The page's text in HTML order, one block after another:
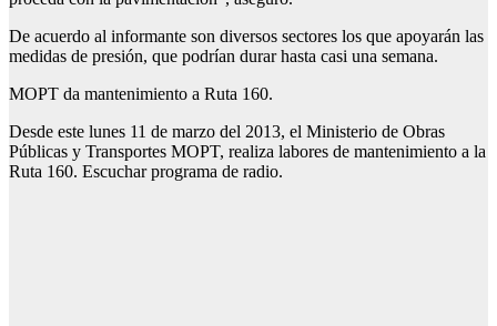
De acuerdo al informante son diversos sectores los que apoyarán las
medidas de presión, que podrían durar hasta casi una semana.
MOPT da mantenimiento a Ruta 160.
Desde este lunes 11 de marzo del 2013, el Ministerio de Obras
Públicas y Transportes MOPT, realiza labores de mantenimiento a la
Ruta 160. Escuchar programa de radio.